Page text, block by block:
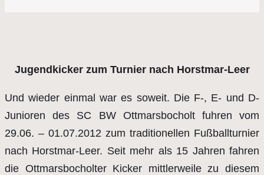
Jugendkicker zum Turnier nach Horstmar-Leer
Und wieder einmal war es soweit. Die F-, E- und D-
Junioren des SC BW Ottmarsbocholt fuhren vom
29.06. – 01.07.2012 zum traditionellen Fußballturnier
nach Horstmar-Leer. Seit mehr als 15 Jahren fahren
die Ottmarsbocholter Kicker mittlerweile zu diesem